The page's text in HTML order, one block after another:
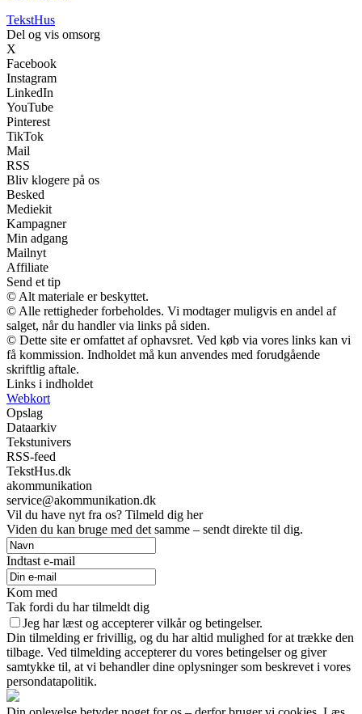
TekstHus
Del og vis omsorg
X
Facebook
Instagram
LinkedIn
YouTube
Pinterest
TikTok
Mail
RSS
Bliv klogere på os
Besked
Mediekit
Kampagner
Min adgang
Mailnyt
Affiliate
Send et tip
© Alt materiale er beskyttet.
© Alle rettigheder forbeholdes. Vi modtager muligvis en andel af
salget, når du handler via links på siden.
© Dette site er omfattet af ophavsret. Ved køb via vores links kan vi
få kommission. Indholdet må kun anvendes med forudgående
skriftlig aftale.
Links i indholdet
Webkort
Opslag
Dataarkiv
Tekstunivers
RSS-feed
TekstHus.dk
akommunikation
service@akommunikation.dk
Vil du have nyt fra os? Tilmeld dig her
Viden du kan bruge med det samme – sendt direkte til dig.
Indtast e-mail
Kom med
Tak fordi du har tilmeldt dig
Jeg har læst og accepterer vilkår og betingelser.
Din tilmelding er frivillig, og du har altid mulighed for at trække den
tilbage. Ved tilmelding accepterer du vores betingelser og giver
samtykke til, at vi behandler dine oplysninger som beskrevet i vores
persondatapolitik.